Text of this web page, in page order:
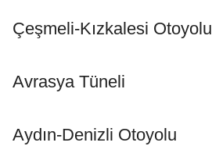
Çeşmeli-Kızkalesi Otoyolu
Avrasya Tüneli
Aydın-Denizli Otoyolu